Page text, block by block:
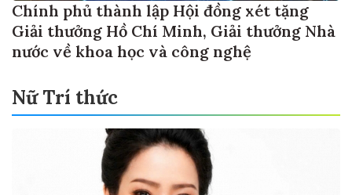
Chính phủ thành lập Hội đồng xét tặng
Giải thưởng Hồ Chí Minh, Giải thưởng Nhà
nước về khoa học và công nghệ
Nữ Trí thức